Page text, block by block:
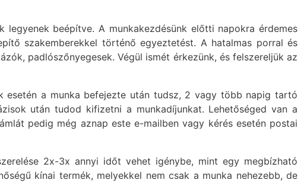
beépítve. A munkakezdésünk előtti napokra érdemes
szakemberekkel történő egyeztetést. A hatalmas porral és
padlószőnyegesek. Végül ismét érkezünk, és felszereljük az
esetén a munka befejezte után tudsz, 2 vagy több napig tartó
után tudod kifizetni a munkadíjunkat. Lehetőséged van a
pedig még aznap este e-mailben vagy kérés esetén postai
2x-3x annyi időt vehet igénybe, mint egy megbízható
kínai termék, melyekkel nem csak a munka nehezebb, de